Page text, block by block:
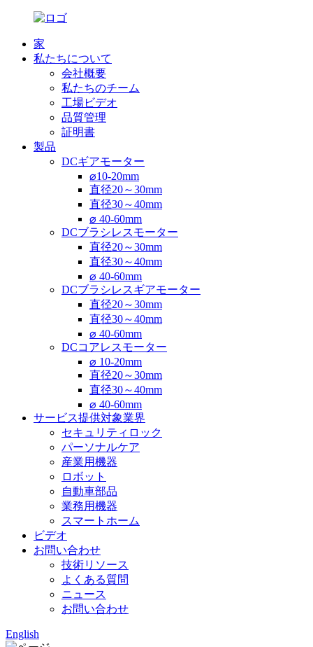
家
私たちについて
会社概要
私たちのチーム
工場ビデオ
品質管理
証明書
製品
DCギアモーター
⌀10-20mm
直径20～30mm
直径30～40mm
⌀ 40-60mm
DCブラシレスモーター
直径20～30mm
直径30～40mm
⌀ 40-60mm
DCブラシレスギアモーター
直径20～30mm
直径30～40mm
⌀ 40-60mm
DCコアレスモーター
⌀ 10-20mm
直径20～30mm
直径30～40mm
⌀ 40-60mm
サービス提供対象業界
セキュリティロック
パーソナルケア
産業用機器
ロボット
自動車部品
業務用機器
スマートホーム
ビデオ
お問い合わせ
技術リソース
よくある質問
ニュース
お問い合わせ
English